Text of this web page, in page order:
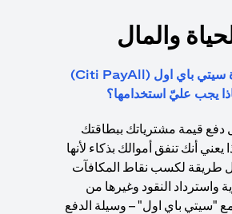
والمال
ما هي ميزة سيتي باي اول (Citi PayAll)
يجب عليّ استخدامها؟
دفع قيمة مشترياتك ببطاقتك
يعني أنك تنفق أموالك بذكاء لأنها
طريقة لكسب نقاط المكافآت
واسترداد النقود وغيرها من
"سيتي باي اول" – وسيلة الدفع